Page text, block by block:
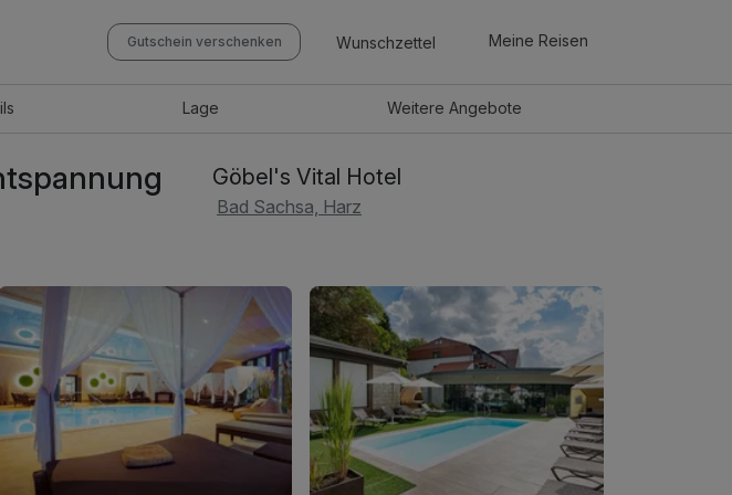
Gutschein verschenken Wunschzettel Meine Reisen
Lage WeitereAngebote
Göbel's Vital Hotel
Bad Sachsa, Harz